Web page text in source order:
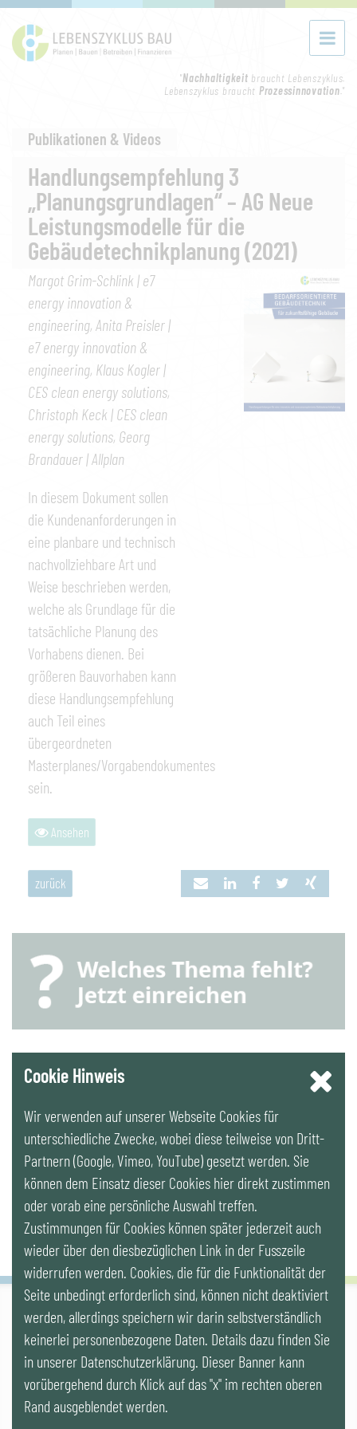
"Nachhaltigkeit braucht Lebenszyklus.
Lebenszyklus braucht Prozessinnovation."
Publikationen & Videos
Handlungsempfehlung 3
„Planungsgrundlagen“ – AG Neue
Leistungsmodelle für die
Gebäudetechnikplanung (2021)
Margot Grim-Schlink | e7
energy innovation &
engineering, Anita Preisler |
e7 energy innovation &
engineering, Klaus Kogler |
CES clean energy solutions,
Christoph Keck | CES clean
energy solutions, Georg
Brandauer | Allplan
In diesem Dokument sollen
die Kundenanforderungen in
eine planbare und technisch
nachvollziehbare Art und
Weise beschrieben werden,
welche als Grundlage für die
tatsächliche Planung des
Vorhabens dienen. Bei
größeren Bauvorhaben kann
diese Handlungsempfehlung
auch Teil eines
übergeordneten
Masterplanes/Vorgabendokumentes
sein.
Ansehen
zurück
YouTube
LinkedIn
Newsletter
IG LEBENSZYKLUS BAU
Wipplingerstr. 10/Top 9, Stoß im Himmel, A-1010 Wien
office@ig-lebenszyklus.at
Kontakt
Videos |Veranstaltungen
Cookie Hinweis
Wir verwenden auf unserer Webseite Cookies für
unterschiedliche Zwecke, wobei diese teilweise von Dritt-
Partnern (Google, Vimeo, YouTube) gesetzt werden. Sie
können dem Einsatz dieser Cookies hier direkt zustimmen
oder vorab eine persönliche Auswahl treffen.
Zustimmungen für Cookies können später jederzeit auch
wieder über den diesbezüglichen Link in der Fusszeile
widerrufen werden. Cookies, die für die Funktionalität der
Seite unbedingt erforderlich sind, können nicht deaktiviert
werden, allerdings speichern wir darin selbstverständlich
keinerlei personenbezogene Daten. Details dazu finden Sie
in unserer Datenschutzerklärung. Dieser Banner kann
vorübergehend durch Klick auf das "x" im rechten oberen
Rand ausgeblendet werden.